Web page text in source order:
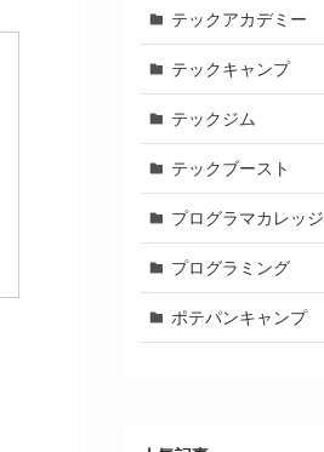
テックアカデミー
テックキャンプ
テックジム
テックブースト
プログラマカレッジ
プログラミング
ポテパンキャンプ